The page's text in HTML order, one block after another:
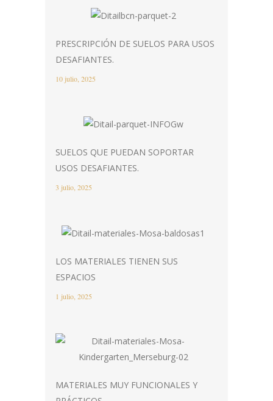
PRESCRIPCIÓN DE SUELOS PARA USOS
DESAFIANTES.
10 julio, 2025
SUELOS QUE PUEDAN SOPORTAR
USOS DESAFIANTES.
3 julio, 2025
LOS MATERIALES TIENEN SUS
ESPACIOS
1 julio, 2025
MATERIALES MUY FUNCIONALES Y